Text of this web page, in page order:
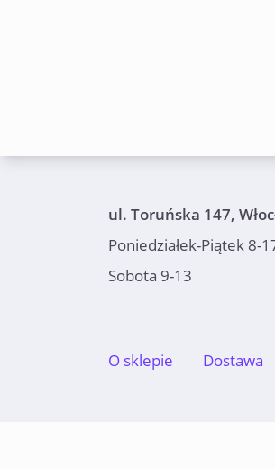
ul. Toruńska 147,
Poniedziałek-Piątek 8-
Sobota 9-13
O sklepie Dostawa